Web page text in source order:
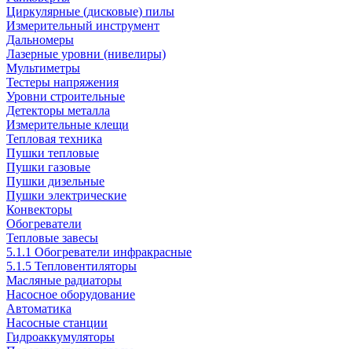
Циркулярные (дисковые) пилы
Измерительный инструмент
Дальномеры
Лазерные уровни (нивелиры)
Мультиметры
Тестеры напряжения
Уровни строительные
Детекторы металла
Измерительные клещи
Тепловая техника
Пушки тепловые
Пушки газовые
Пушки дизельные
Пушки электрические
Конвекторы
Обогреватели
Тепловые завесы
5.1.1 Обогреватели инфракрасные
5.1.5 Тепловентиляторы
Масляные радиаторы
Насосное оборудование
Автоматика
Насосные станции
Гидроаккумуляторы